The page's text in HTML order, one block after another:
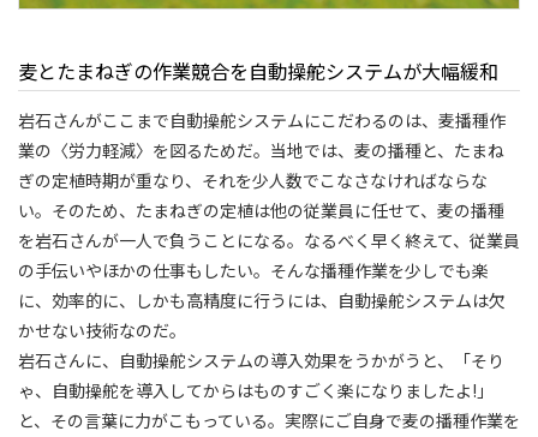
麦とたまねぎの作業競合を自動操舵システムが大幅緩和
岩石さんがここまで自動操舵システムにこだわるのは、麦播種作
業の〈労力軽減〉を図るためだ。当地では、麦の播種と、たまね
ぎの定植時期が重なり、それを少人数でこなさなければならな
い。そのため、たまねぎの定植は他の従業員に任せて、麦の播種
を岩石さんが一人で負うことになる。なるべく早く終えて、従業員
の手伝いやほかの仕事もしたい。そんな播種作業を少しでも楽
に、効率的に、しかも高精度に行うには、自動操舵システムは欠
かせない技術なのだ。
岩石さんに、自動操舵システムの導入効果をうかがうと、「そり
ゃ、自動操舵を導入してからはものすごく楽になりましたよ!」
と、その言葉に力がこもっている。実際にご自身で麦の播種作業を